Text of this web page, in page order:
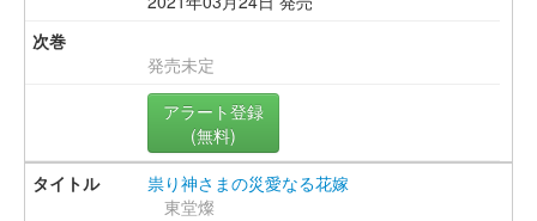
発売未定
アラート登録
(無料)
祟り神さまの災愛なる花嫁
東堂燦